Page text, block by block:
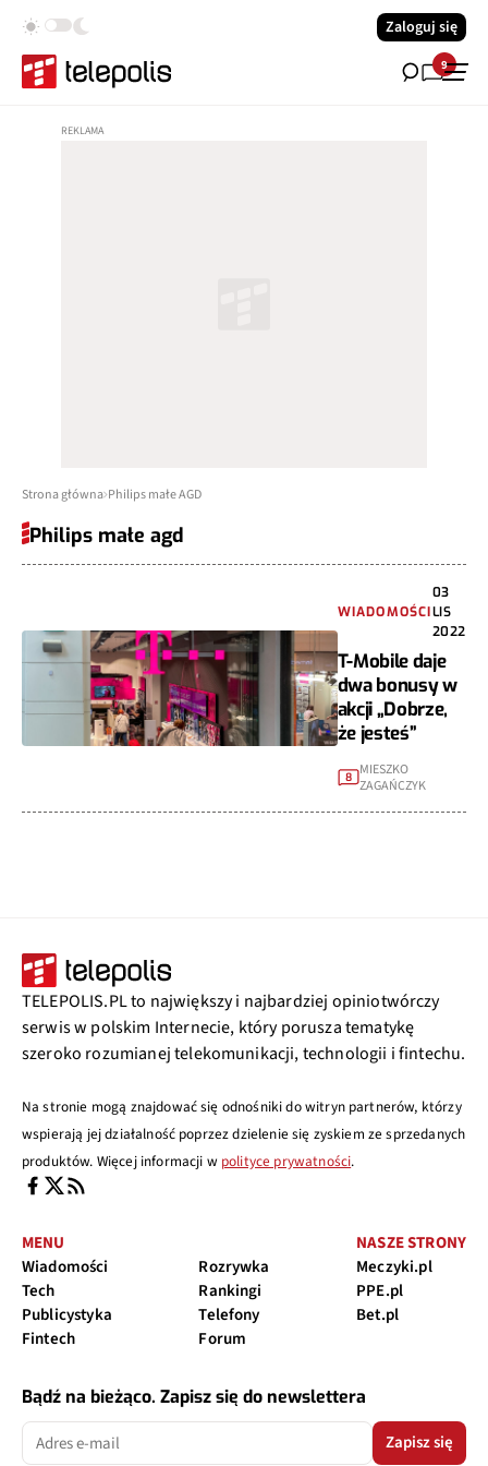
Zaloguj się
9
Strona główna Philips małe AGD
Philips małe agd
WIADOMOŚCI
03
LIS
2022
T-Mobile daje
dwa bonusy w
akcji „Dobrze,
że jesteś”
8 MIESZKO
ZAGAŃCZYK
TELEPOLIS.PL to największy i najbardziej opiniotwórczy
serwis w polskim Internecie, który porusza tematykę
szeroko rozumianej telekomunikacji, technologii i fintechu.
Na stronie mogą znajdować się odnośniki do witryn partnerów, którzy
wspierają jej działalność poprzez dzielenie się zyskiem ze sprzedanych
produktów. Więcej informacji w polityce prywatności.
MENU
Wiadomości
Tech
Publicystyka
Fintech
Rozrywka
Rankingi
Telefony
Forum
NASZE STRONY
Meczyki.pl
PPE.pl
Bet.pl
Bądź na bieżąco. Zapisz się do newslettera
Zapisz się